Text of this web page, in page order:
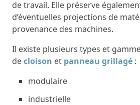
de travail. Elle préserve
d’éventuelles projections de
provenance des machines.
Il existe plusieurs types et
decloison et panneau grillagé :
modulaire
industrielle